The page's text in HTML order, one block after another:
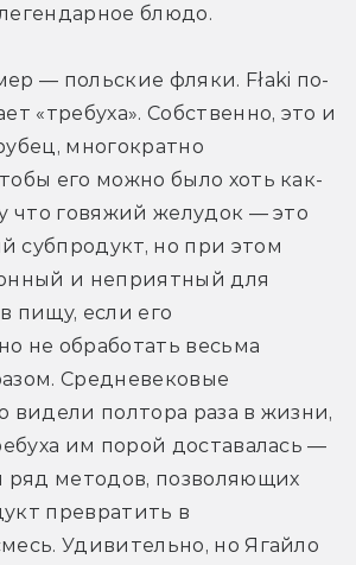
блюдо.
— польские фляки. Fłaki по-
«требуха». Собственно, это и
многократно
его можно было хоть как-
что говяжий желудок — это
субпродукт, но при этом
и неприятный для
пищу, если его
не обработать весьма
Средневековые
видели полтора раза в жизни,
им порой доставалась —
ряд методов, позволяющих
превратить в
Удивительно, но Ягайло